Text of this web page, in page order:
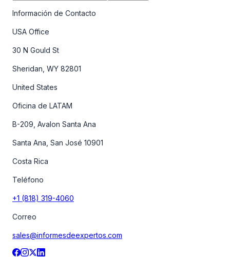
Información de Contacto
USA Office
30 N Gould St
Sheridan, WY 82801
United States
Oficina de LATAM
B-209, Avalon Santa Ana
Santa Ana, San José 10901
Costa Rica
Teléfono
+1 (818) 319-4060
Correo
sales@informesdeexpertos.com